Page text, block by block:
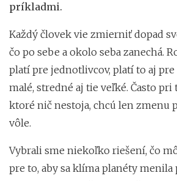
príkladmi.
Každý človek vie zmierniť dopad
čo po sebe a okolo seba zanechá.
platí pre jednotlivcov, platí to aj pre
malé, stredné aj tie veľké. Často pri
ktoré nič nestoja, chcú len zmenu
vôle.
Vybrali sme niekoľko riešení, čo
pre to, aby sa klíma planéty menila